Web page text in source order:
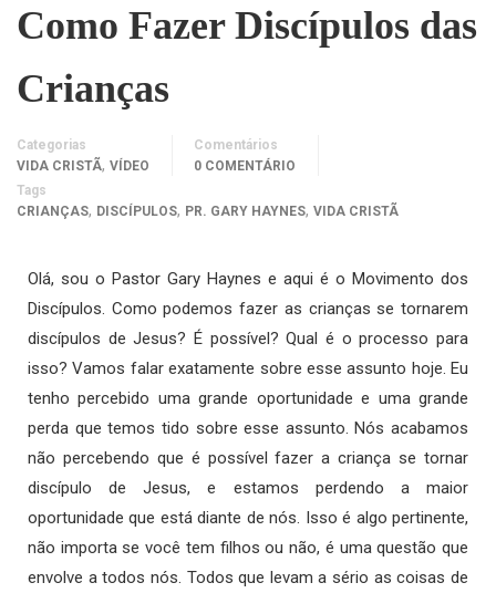
Como Fazer Discípulos das
Crianças
Categorias
VIDA CRISTÃ, VÍDEO
Comentários
0 COMENTÁRIO
Tags
CRIANÇAS, DISCÍPULOS, PR. GARY HAYNES, VIDA CRISTÃ
Olá, sou o Pastor Gary Haynes e aqui é o Movimento dos
Discípulos. Como podemos fazer as crianças se tornarem
discípulos de Jesus? É possível? Qual é o processo para
isso? Vamos falar exatamente sobre esse assunto hoje. Eu
tenho percebido uma grande oportunidade e uma grande
perda que temos tido sobre esse assunto. Nós acabamos
não percebendo que é possível fazer a criança se tornar
discípulo de Jesus, e estamos perdendo a maior
oportunidade que está diante de nós. Isso é algo pertinente,
não importa se você tem filhos ou não, é uma questão que
envolve a todos nós. Todos que levam a sério as coisas de